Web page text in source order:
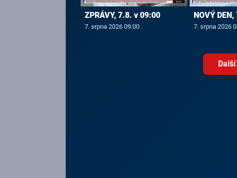
ZPRÁVY, 7.8. v 09:00
7. srpna 2026 09:00
NOVÝ
7. srpna 2026